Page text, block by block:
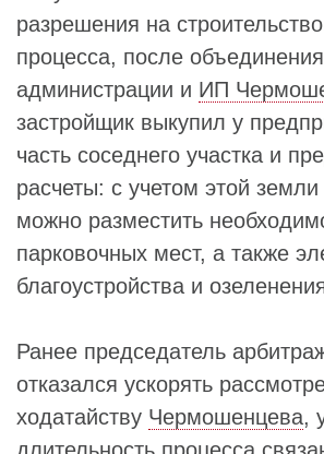
разрешения на
процесса, после
администрации и ИП
застройщик выкупил у
часть соседнего участка и
расчеты: с учетом этой
можно разместить
парковочных мест, а также
благоустройства и
Ранее председатель
отказался ускорять
ходатайству Чермошенцева,